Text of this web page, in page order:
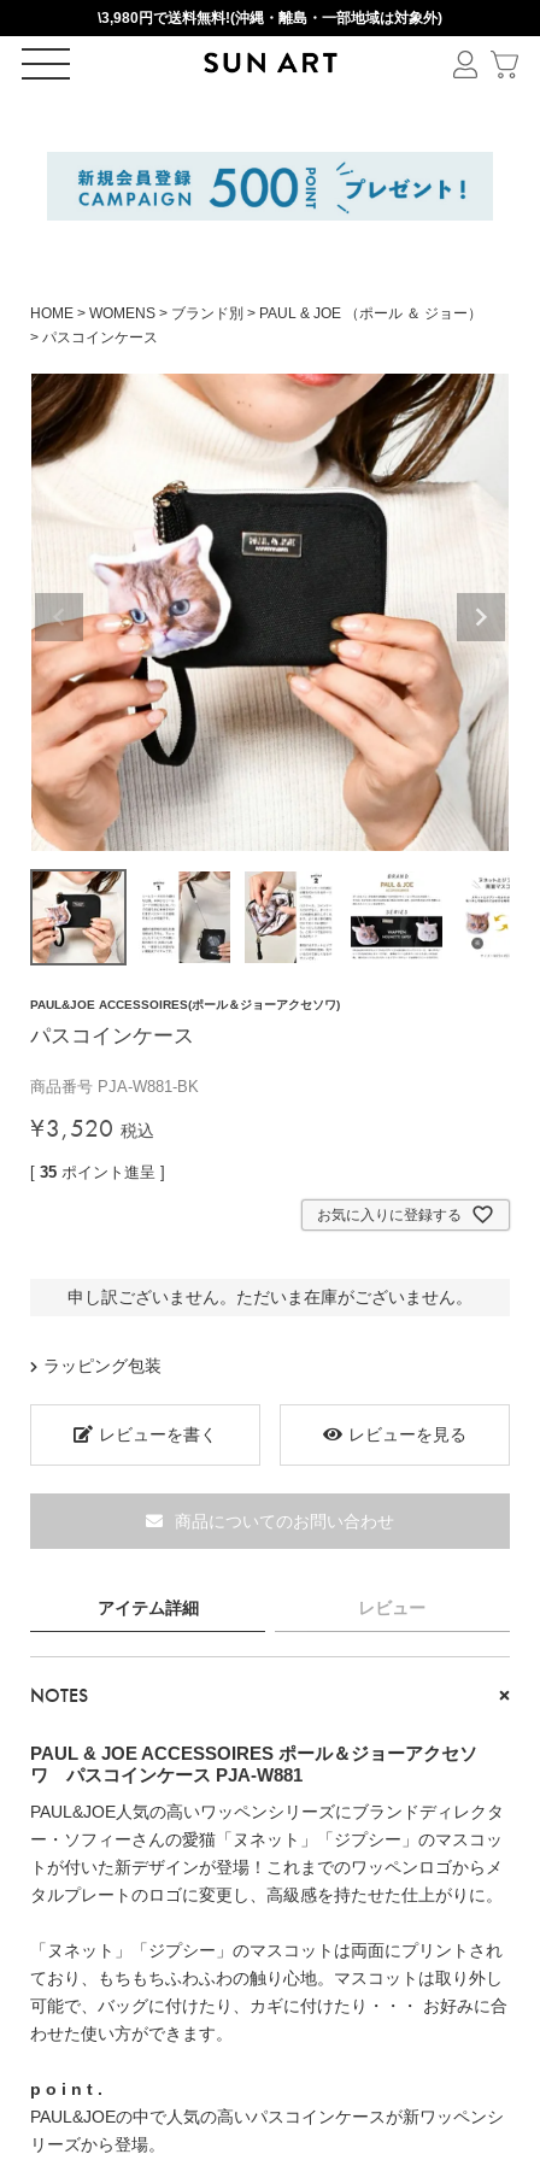
\3,980円で送料無料!(沖縄・離島・一部地域は対象外)
新規会員登録
絞りこみ検索
〜
円(税込)
検索
バッグ
ショルダーバッグ
トートバッグ
リュック
コンパクト財布
トラベルウォレット
スマホショルダー
TOPICS
HOME WOMENS ブランド別
PAUL & JOE （ポール ＆ ジョー）
パスコインケース
PAUL&JOE ACCESSOIRES(ポール＆ジョーアクセソワ)
パスコインケース
商品番号 PJA-W881-BK
¥3,520 税込
[ 35 ポイント進呈 ]
お気に入りに登録する
申し訳ございません。ただいま在庫がございません。
ラッピング包装
レビューを書く レビューを見る
商品についてのお問い合わせ
アイテム詳細 レビュー
NOTES
PAUL & JOE ACCESSOIRES ポール＆ジョーアクセソ
ワ パスコインケース PJA-W881
PAUL&JOE人気の高いワッペンシリーズにブランドディレクタ
ー・ソフィーさんの愛猫「ヌネット」「ジプシー」のマスコッ
トが付いた新デザインが登場！これまでのワッペンロゴからメ
タルプレートのロゴに変更し、高級感を持たせた仕上がりに。
「ヌネット」「ジプシー」のマスコットは両面にプリントされ
ており、もちもちふわふわの触り心地。マスコットは取り外し
可能で、バッグに付けたり、カギに付けたり・・・ お好みに合
わせた使い方ができます。
p o i n t .
PAUL&JOEの中で人気の高いパスコインケースが新ワッペンシ
リーズから登場。